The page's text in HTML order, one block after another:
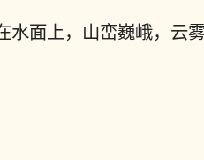
水面上，山峦巍峨，云